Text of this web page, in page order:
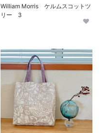
William Morris ケルムスコットツ
リー 3